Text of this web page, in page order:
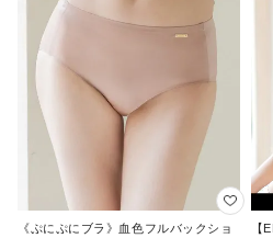
《ぷにぷにブラ》血色フルバックショ
【